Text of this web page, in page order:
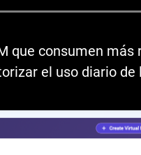
que consumen más
el uso diario de